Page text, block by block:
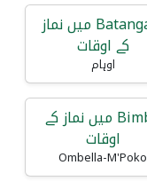
Batangafo میں نماز
کے اوقات
اوہام
Bimbo میں نماز کے
اوقات
Ombella-M'Poko